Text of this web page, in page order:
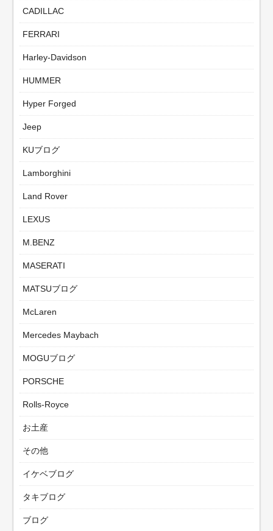
CADILLAC
FERRARI
Harley-Davidson
HUMMER
Hyper Forged
Jeep
KUブログ
Lamborghini
Land Rover
LEXUS
M.BENZ
MASERATI
MATSUブログ
McLaren
Mercedes Maybach
MOGUブログ
PORSCHE
Rolls-Royce
お土産
その他
イケベブログ
タキブログ
ブログ